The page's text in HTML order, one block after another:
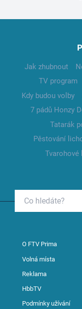
Jak zhubnout
TV program
Kdy budou volby
7 pádů Honzy
Tatarák
Pěstování
Tvarohové
O FTV Prima
Volná místa
Reklama
HbbTV
Podmínky užívání